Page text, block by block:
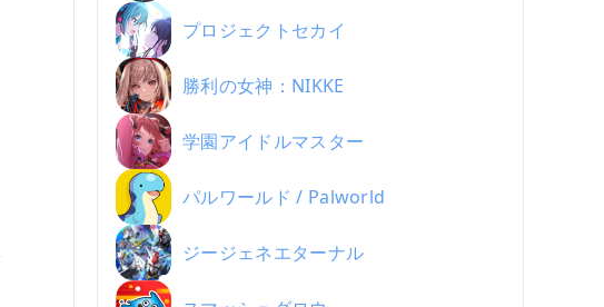
プロジェクトセカイ
勝利の女神：NIKKE
学園アイドルマスター
パルワールド / Palworld
ジージェネエターナル